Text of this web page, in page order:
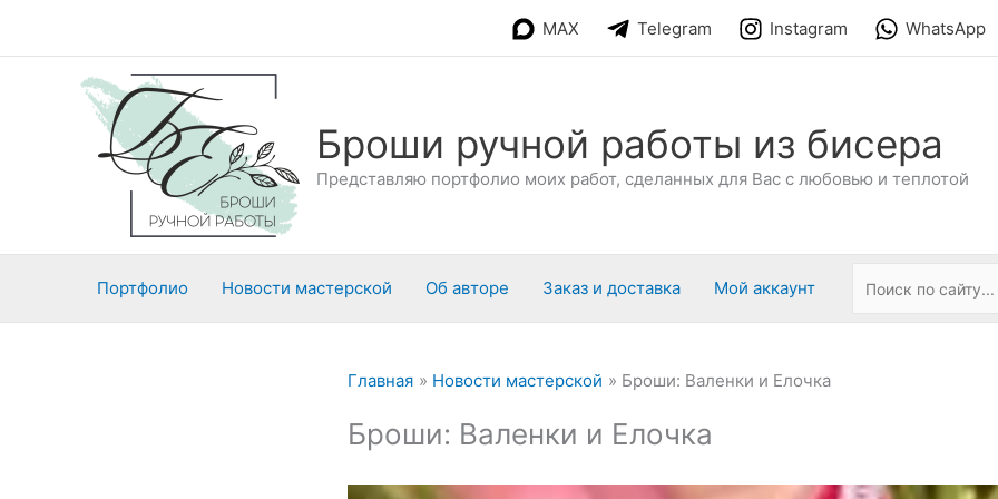
MAX Telegram Instagram WhatsApp
Броши ручной работы из бисера
Представляю портфолио моих работ, сделанных для Вас с любовью и теплотой
Портфолио Новости мастерской Об авторе Заказ и доставка Мой аккаунт
Главная Новости мастерской Броши: Валенки и Елочка
Броши: Валенки и Елочка